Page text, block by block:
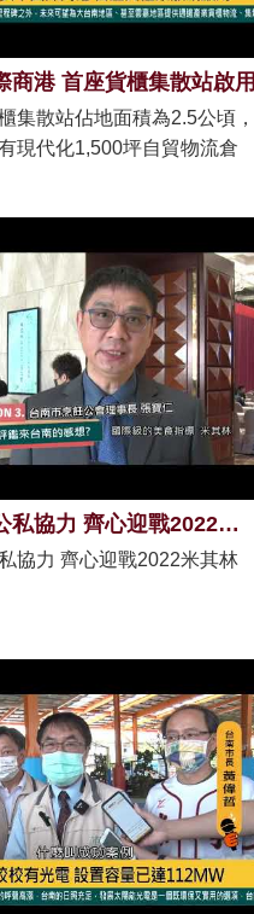
商港 首座貨櫃集散站啟用
集散站佔地面積為2.5公頃，
現代化1,500坪自貿物流倉
儲、運輸等貨櫃物流服務串
商港服務再升級。
台南參飲界公私協力 齊心迎戰2022米其林
協力 齊心迎戰2022米其林